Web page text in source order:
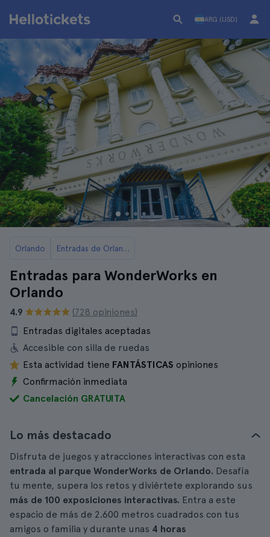
ARG (USD)
Orlando Entradas de Orlando
Entradas para WonderWorks en
Orlando
4.9
(728 opiniones)
Entradas digitales aceptadas
Accesible con silla de ruedas
Esta actividad tiene FANTÁSTICAS opiniones
Confirmación inmediata
Cancelación GRATUITA
Lo más destacado
Disfruta de juegos y atracciones interactivas con esta
entrada al parque WonderWorks de Orlando. Desafía
tu mente, supera los retos y diviértete explorando sus
más de 100 exposiciones interactivas. Entra a este
espacio de más de 2.600 metros cuadrados con tus
amigos o familia y durante unas 4 horas